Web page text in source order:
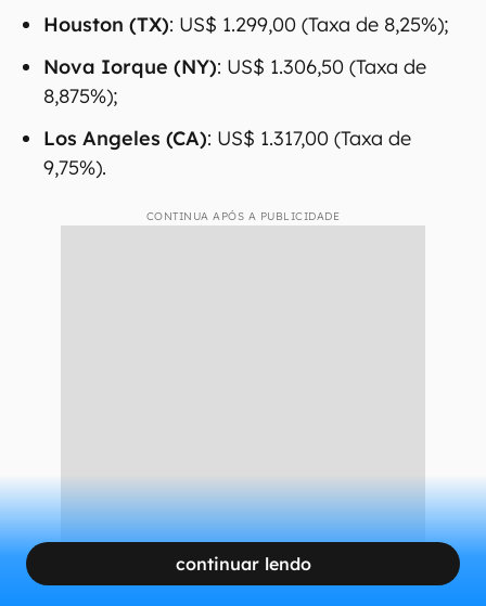
Houston (TX): US$ 1.299,00 (Taxa de 8,25%);
Nova Iorque (NY): US$ 1.306,50 (Taxa de
8,875%);
Los Angeles (CA): US$ 1.317,00 (Taxa de
9,75%).
CONTINUA APÓS A PUBLICIDADE
continuar lendo